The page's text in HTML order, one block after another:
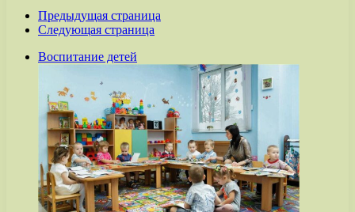
Предыдущая страница
Следующая страница
Воспитание детей